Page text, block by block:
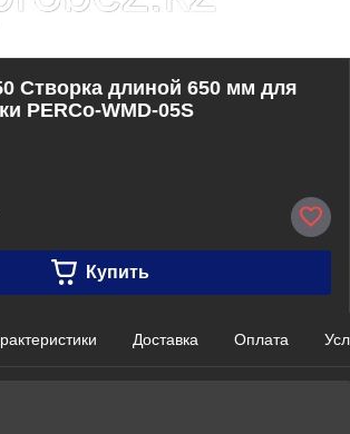
Створка длиной 650 мм для
PERCo-WMD-05S
Купить
Доставка Оплата